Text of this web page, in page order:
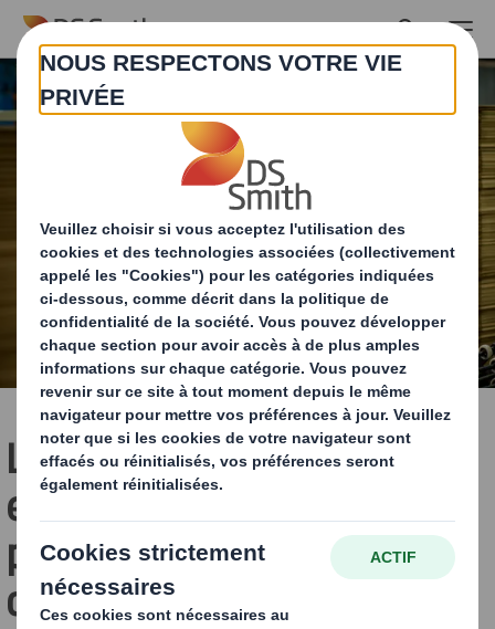
Skip to main content
L’importance d’un
emballage bien conçu
pour votre chaîne
d’approvisionnement